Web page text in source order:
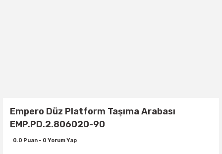
Empero Düz Platform Taşıma Arabası
EMP.PD.2.806020-90
0.0 Puan - 0 Yorum Yap